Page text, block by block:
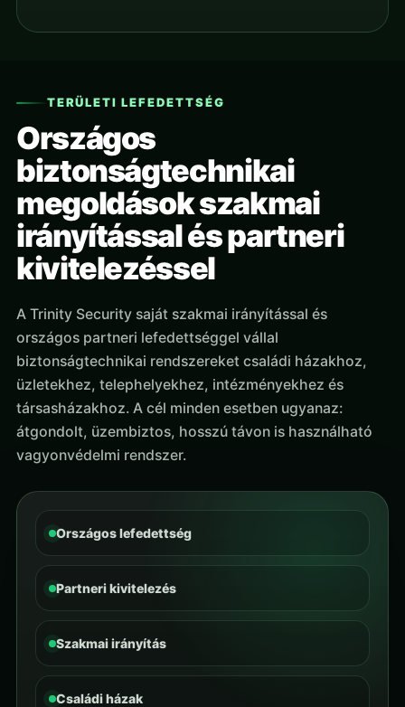
TERÜLETI LEFEDETTSÉG
Országos
biztonságtechnikai
megoldások szakmai
irányítással és partneri
kivitelezéssel
A Trinity Security saját szakmai irányítással és
országos partneri lefedettséggel vállal
biztonságtechnikai rendszereket családi házakhoz,
üzletekhez, telephelyekhez, intézményekhez és
társasházakhoz. A cél minden esetben ugyanaz:
átgondolt, üzembiztos, hosszú távon is használható
vagyonvédelmi rendszer.
Országos lefedettség
Partneri kivitelezés
Szakmai irányítás
Családi házak